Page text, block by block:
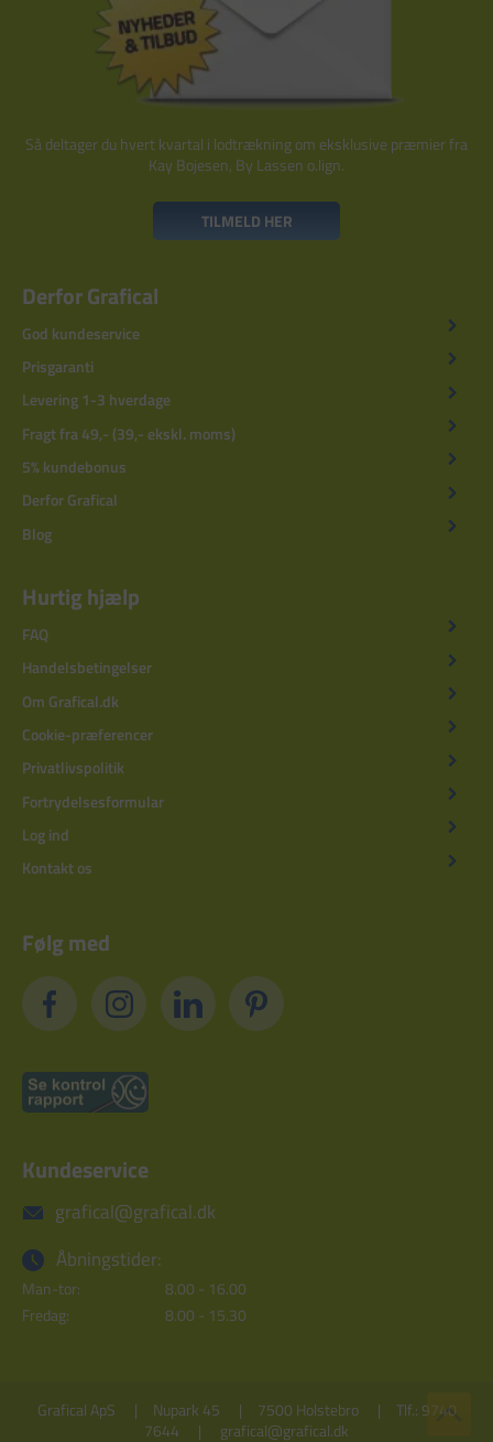
Så deltager du hvert kvartal i lodtrækning om eksklusive præmier fra
Kay Bojesen, By Lassen o.lign.
TILMELD HER
Derfor Grafical
God kundeservice
Prisgaranti
Levering 1-3 hverdage
Fragt fra 49,- (39,- ekskl. moms)
5% kundebonus
Derfor Grafical
Blog
Hurtig hjælp
FAQ
Handelsbetingelser
Om Grafical.dk
Cookie-præferencer
Privatlivspolitik
Fortrydelsesformular
Log ind
Kontakt os
Følg med
Kundeservice
grafical@grafical.dk
Åbningstider:
Man-tor:
8.00 - 16.00
Fredag:
8.00 - 15.30
Grafical ApS Nupark 45 7500 Holstebro
Tlf.: 9740
7644
grafical@grafical.dk